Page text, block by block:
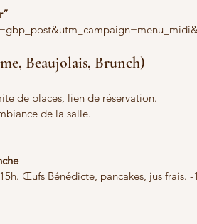
Beaujolais, Brunch)
de places, lien de réservation.
de la salle.
Œufs Bénédicte, pancakes, jus frais. -